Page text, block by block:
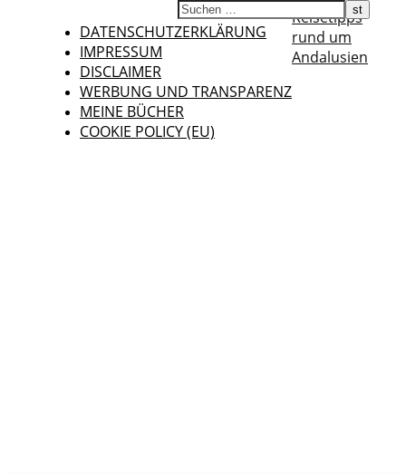
DATENSCHUTZERKLÄRUNG
IMPRESSUM
DISCLAIMER
WERBUNG UND TRANSPARENZ
MEINE BÜCHER
COOKIE POLICY (EU)
Reisetipps
rund um
Andalusien